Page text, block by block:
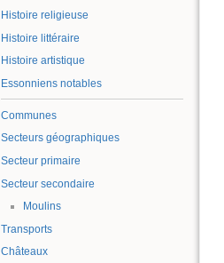
Histoire religieuse
Histoire littéraire
Histoire artistique
Essonniens notables
Communes
Secteurs géographiques
Secteur primaire
Secteur secondaire
Moulins
Transports
Châteaux